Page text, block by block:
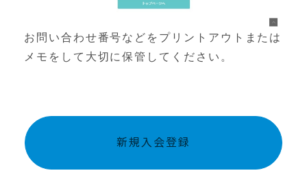
お問い合わせ番号などをプリントアウトまたは
メモをして大切に保管してください。
新規入会登録